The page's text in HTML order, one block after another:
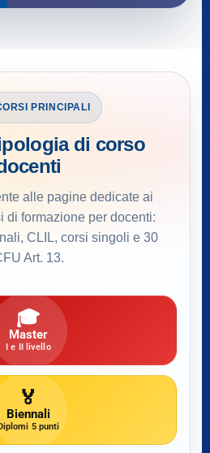
PRINCIPALI
di corso
alle pagine dedicate ai
di formazione per docenti:
CLIL, corsi singoli e 30
Art. 13.
🎓
Master
I e II livello
🏅
Biennali
5 punti